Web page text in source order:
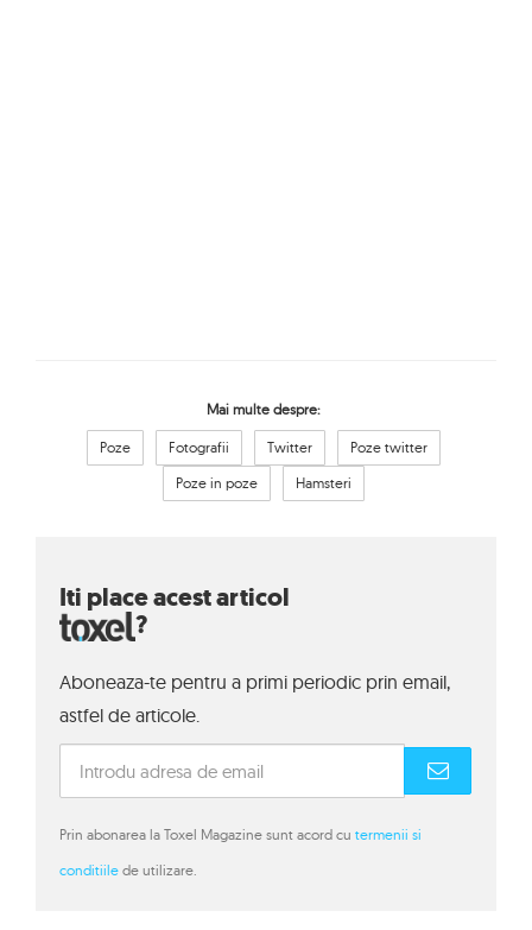
Mai multe despre:
Poze Fotografii Twitter
Poze twitter
Poze in poze
Hamsteri
Iti place acest articol
?
Aboneaza-te pentru a primi periodic prin email,
astfel de articole.
Prin abonarea la Toxel Magazine sunt acord cu termenii si
conditiile de utilizare.